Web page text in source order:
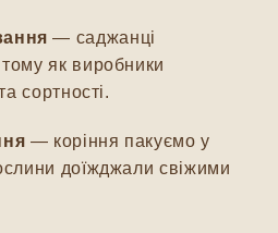
— саджанці
як виробники
сортності.
— коріння пакуємо у
доїжджали свіжими